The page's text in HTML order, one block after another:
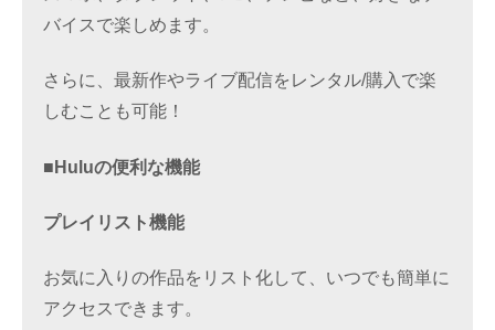
バイスで楽しめます。
さらに、最新作やライブ配信をレンタル/購入で楽
しむことも可能！
■Huluの便利な機能
プレイリスト機能
お気に入りの作品をリスト化して、いつでも簡単に
アクセスできます。